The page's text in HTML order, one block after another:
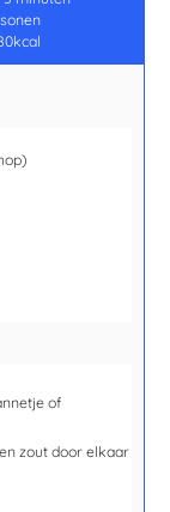
kcal
of
zout door elkaar